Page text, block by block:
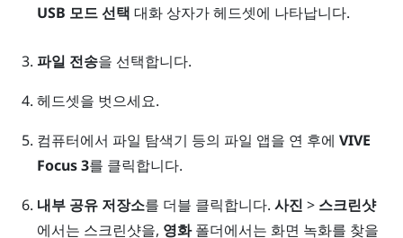
USB 모드 선택 대화 상자가 헤드셋에 나타납니다.
파일 전송을 선택합니다.
헤드셋을 벗으세요.
컴퓨터에서 파일 탐색기 등의 파일 앱을 연 후에 VIVE
Focus 3를 클릭합니다.
내부 공유 저장소를 더블 클릭합니다. 사진 > 스크린샷
에서는 스크린샷을, 영화폴더에서는 화면 녹화를 찾을